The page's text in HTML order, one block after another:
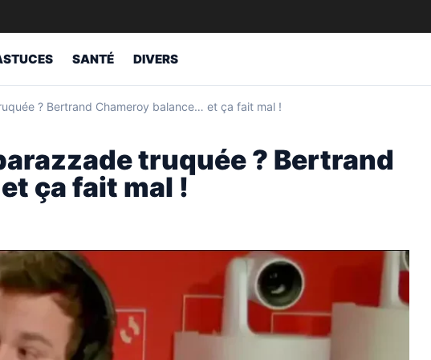
SANTÉ DIVERS
? Bertrand Chameroy balance… et ça fait mal !
truquée ? Bertrand
ça fait mal !